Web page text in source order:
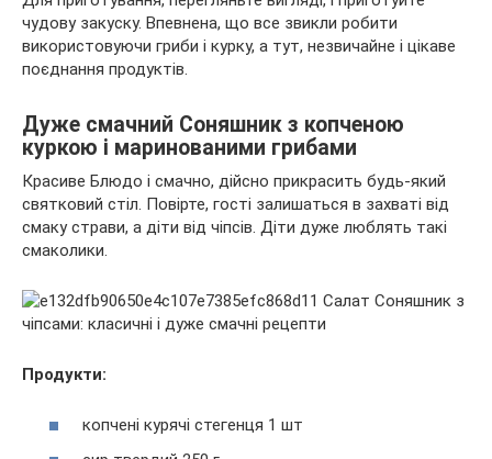
чудову закуску. Впевнена, що все звикли робити
використовуючи гриби і курку, а тут, незвичайне і цікаве
поєднання продуктів.
Дуже смачний Соняшник з копченою
куркою і маринованими грибами
Красиве Блюдо і смачно, дійсно прикрасить будь-який
святковий стіл. Повірте, гості залишаться в захваті від
смаку страви, а діти від чіпсів. Діти дуже люблять такі
смаколики.
Продукти:
копчені курячі стегенця 1 шт